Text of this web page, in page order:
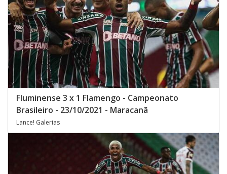
Fluminense 3 x 1 Flamengo - Campeonato
Brasileiro - 23/10/2021 - Maracanã
Lance! Galerias